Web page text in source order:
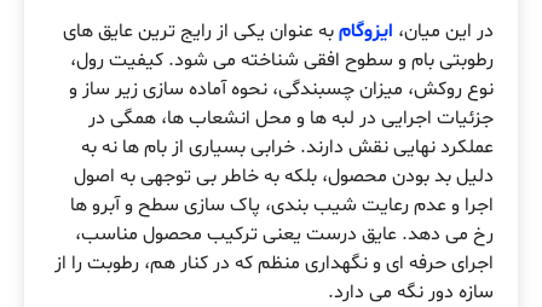
در این میان، ایزوگامبه عنوان یکی از رایج ترین عایق های
رطوبتی بام و سطوح افقی شناخته می شود. کیفیت رول،
نوع روکش، میزان چسبندگی، نحوه آماده سازی زیر ساز و
جزئیات اجرایی در لبه ها و محل انشعاب ها، همگی در
عملکرد نهایی نقش دارند. خرابی بسیاری از بام ها نه به
دلیل بد بودن محصول، بلکه به خاطر بی توجهی به اصول
اجرا و عدم رعایت شیب بندی، پاک سازی سطح و آبرو ها
رخ می دهد. عایق درست یعنی ترکیب محصول مناسب،
اجرای حرفه ای و نگهداری منظم که در کنار هم، رطوبت را از
سازه دور نگه می دارد.